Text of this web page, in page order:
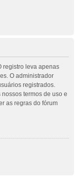
registro leva apenas
O administrador
registrados.
termos de uso e
as regras do fórum